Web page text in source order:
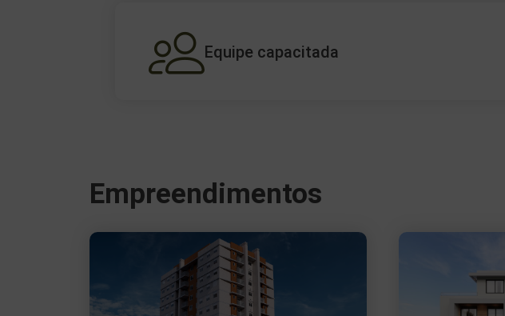
Equipe capacitada
Empreendimentos